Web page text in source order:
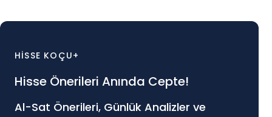
HİSSE KOÇU+
Hisse Önerileri Anında Cepte!
Al-Sat Önerileri, Günlük Analizler ve